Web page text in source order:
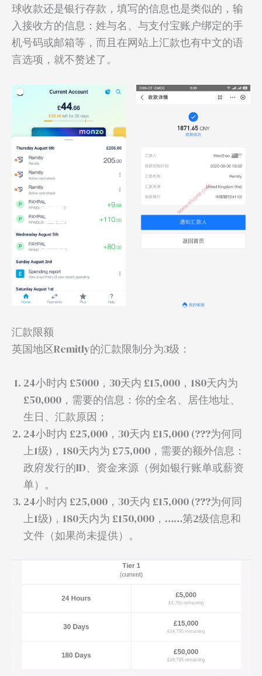
球收款还是银行存款，填写的信息也是类似的，输
入接收方的信息：姓与名、与支付宝账户绑定的手
机号码或邮箱等，而且在网站上汇款也有中文的语
言选项，就不赘述了。
汇款限额
英国地区Remitly的汇款限制分为3级：
24小时内 £5000，30天内 £15,000，180天内为
£50,000，需要的信息：你的全名、居住地址、
生日、汇款原因；
24小时内 £25,000，30天内 £15,000 (???为何同
上1级)，180天内为 £75,000，需要的额外信息：
政府发行的ID、资金来源（例如银行账单或薪资
单）。
24小时内 £25,000，30天内 £15,000 (???为何同
上1级)，180天内为 £150,000，……第2级信息和
文件（如果尚未提供）。